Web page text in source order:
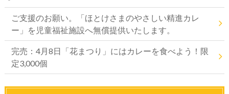
ご支援のお願い。「ほとけさまのやさしい精進カレ
ー」を児童福祉施設へ無償提供いたします。
完売：4月8日「花まつり」にはカレーを食べよう！限
定3,000個